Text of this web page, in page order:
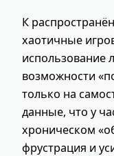
К
хаотичные
использование
возможности
только на
данные, что у
хроническом
фрустрация и